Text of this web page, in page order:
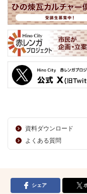
資料ダウンロード
よくある質問
シェア